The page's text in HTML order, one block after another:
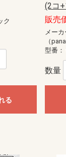
ク
る
(2コ
販売
メー
（
型番：
数量